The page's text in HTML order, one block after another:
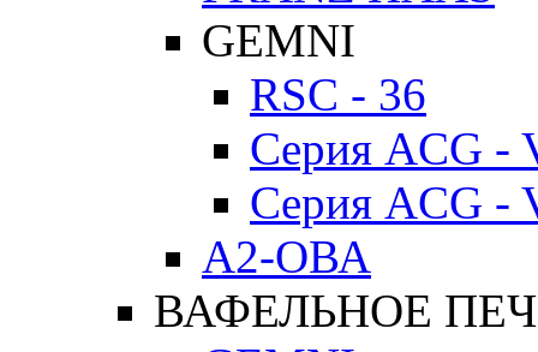
GEMNI
RSC - 36
Серия ACG -
Серия ACG -
А2-ОВА
ВАФЕЛЬНОЕ